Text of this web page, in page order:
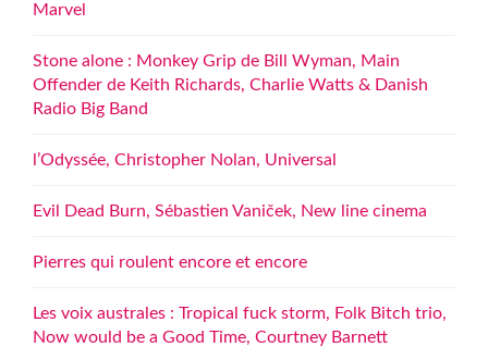
Marvel
Stone alone : Monkey Grip de Bill Wyman, Main
Offender de Keith Richards, Charlie Watts & Danish
Radio Big Band
l’Odyssée, Christopher Nolan, Universal
Evil Dead Burn, Sébastien Vaniček, New line cinema
Pierres qui roulent encore et encore
Les voix australes : Tropical fuck storm, Folk Bitch trio,
Now would be a Good Time, Courtney Barnett